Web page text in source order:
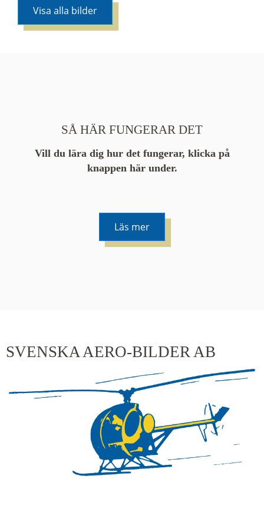
Visa alla bilder
SÅ HÄR FUNGERAR DET
Vill du lära dig hur det fungerar, klicka på
knappen här under.
Läs mer
SVENSKA AERO-BILDER AB